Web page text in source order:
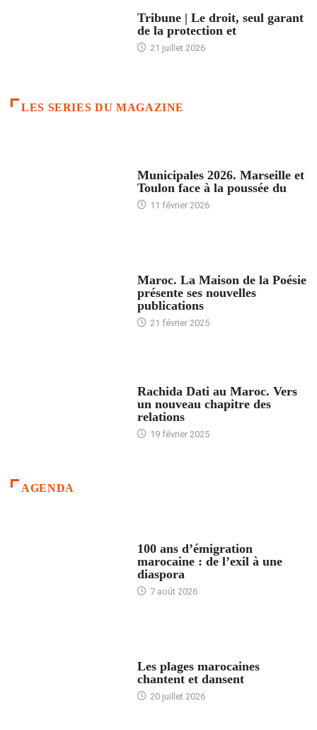
Tribune | Le droit, seul garant
de la protection et
21 juillet 2026
LES SERIES DU MAGAZINE
Municipales 2026. Marseille et
Toulon face à la poussée du
11 février 2026
Maroc. La Maison de la Poésie
présente ses nouvelles
publications
21 février 2025
Rachida Dati au Maroc. Vers
un nouveau chapitre des
relations
19 février 2025
AGENDA
100 ans d’émigration
marocaine : de l’exil à une
diaspora
7 août 2026
Les plages marocaines
chantent et dansent
20 juillet 2026